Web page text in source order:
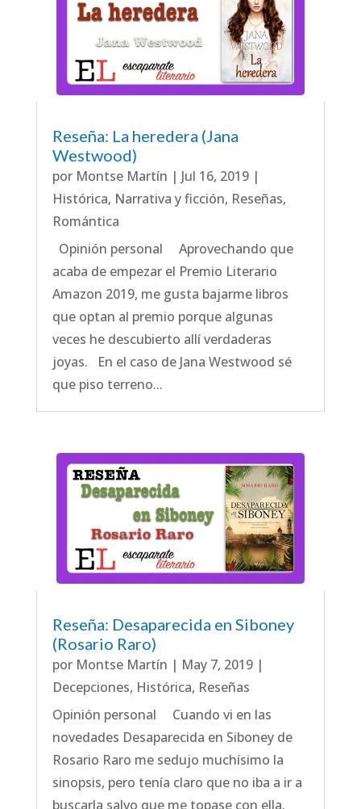
Reseña: La heredera (Jana
Westwood)
por Montse Martín | Jul 16, 2019|
Histórica, Narrativa y ficción, Reseñas,
Romántica
Opinión personal Aprovechando que
acaba de empezar el Premio Literario
Amazon 2019, me gusta bajarme libros
que optan al premio porque algunas
veces he descubierto allí verdaderas
joyas. En el caso de Jana Westwood sé
que piso terreno...
Reseña: Desaparecida en Siboney
(Rosario Raro)
por Montse Martín | May 7, 2019|
Decepciones, Histórica, Reseñas
Opinión personal Cuando vi en las
novedades Desaparecida en Siboney de
Rosario Raro me sedujo muchísimo la
sinopsis, pero tenía claro que no iba a ir a
buscarla salvo que me topase con ella.